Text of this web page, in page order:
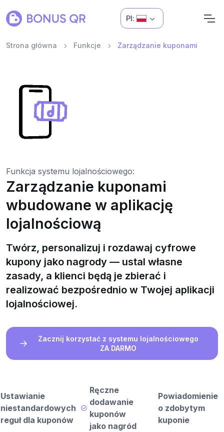
Pl:
Strona główna Funkcje Zarządzanie kuponami
Funkcja systemu lojalnościowego:
Zarządzanie kuponami
wbudowane w aplikację
lojalnościową
Twórz, personalizuj i rozdawaj cyfrowe
kupony jako nagrody — ustal własne
zasady, a klienci będą je zbierać i
realizować bezpośrednio w Twojej aplikacji
lojalnościowej.
Zacznij korzystać z systemu lojalnościowego
ZA DARMO
Ustawianie
niestandardowych
reguł dla kuponów
Ręczne
dodawanie
kuponów
jako nagród
Powiadomienie
o zdobytym
kuponie